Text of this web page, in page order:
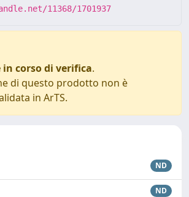
11368/1701937
corso di verifica.
di questo prodotto non è
in ArTS.
ND
ND